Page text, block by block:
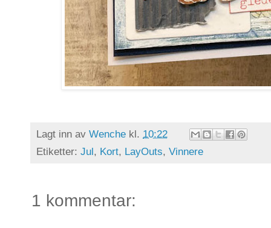
Lagt inn av Wenche kl. 10:22
Etiketter: Jul , Kort, LayOuts, Vinnere
1 kommentar: